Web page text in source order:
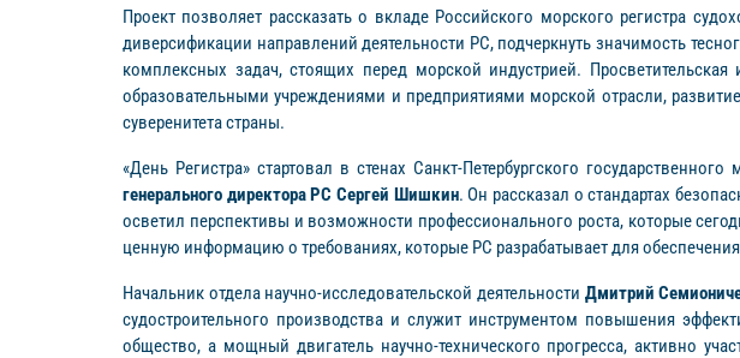
Проект позволяет рассказать о вкладе Российского морского регистра
диверсификации направлений деятельности РС, подчеркнуть значимость
комплексных задач, стоящих перед морской индустрией.
образовательными учреждениями и предприятиями морской отрасли,
суверенитета страны.
«День Регистра» стартовал в стенах Санкт-Петербургского
генерального директора РС Сергей Шишкин. Он рассказал о стандартах
осветил перспективы и возможности профессионального роста, которые
ценную информацию о требованиях, которые РС разрабатывает для
Начальник отдела научно-исследовательской деятельности Дмитрий
судостроительного производства и служит инструментом повышения
общество, а мощный двигатель научно-технического прогресса, активно